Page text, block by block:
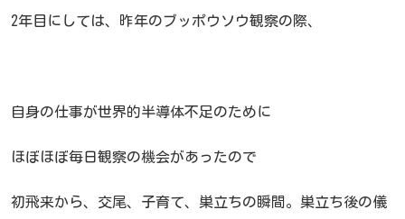
2年目にしては、昨年のブッポウソウ観察の際、
自身の仕事が世界的半導体不足のために
ほぼほぼ毎日観察の機会があったので
初飛来から、交尾、子育て、巣立ちの瞬間。巣立ち後の儀